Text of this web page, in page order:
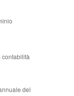
contabilità
del